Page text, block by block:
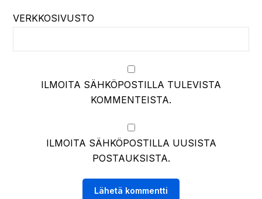
VERKKOSIVUSTO
ILMOITA SÄHKÖPOSTILLA TULEVISTA
KOMMENTEISTA.
ILMOITA SÄHKÖPOSTILLA UUSISTA
POSTAUKSISTA.